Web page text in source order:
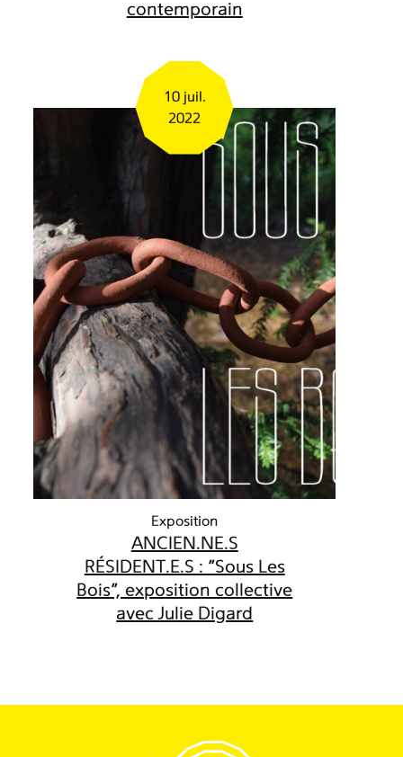
contemporain
10 juil.
2022
Exposition
ANCIEN.NE.S
RÉSIDENT.E.S : "Sous Les
Bois", exposition collective
avec Julie Digard